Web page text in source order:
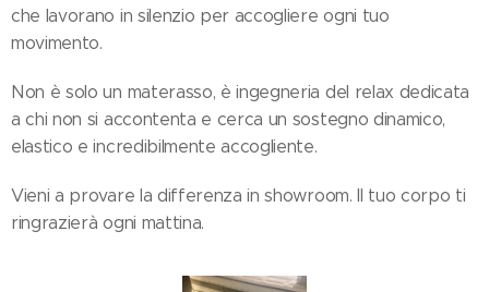
che lavorano in silenzio per accogliere ogni tuo
movimento.
Non è solo un materasso, è ingegneria del relax dedicata
a chi non si accontenta e cerca un sostegno dinamico,
elastico e incredibilmente accogliente.
Vieni a provare la differenza in showroom. Il tuo corpo ti
ringrazierà ogni mattina.